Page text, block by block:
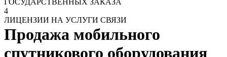
ГОСУДАРСТВЕННЫХ ЗАКАЗА
4
ЛИЦЕНЗИИ НА УСЛУГИ СВЯЗИ
Продажа мобильного
спутникового оборудования